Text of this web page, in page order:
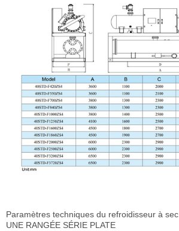
Paramètres techniques du refroidisseur à sec
UNE RANGÉE SÉRIE PLATE